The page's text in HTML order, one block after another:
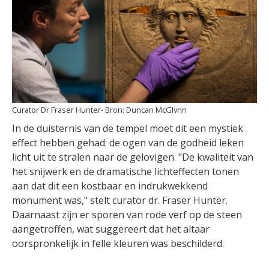
Curator Dr Fraser Hunter Duncan McGlynn
In de duisternis van de tempel moet dit een mystiek
effect hebben gehad: de ogen van de godheid leken
licht uit te stralen naar de gelovigen. "De kwaliteit van
het snijwerk en de dramatische lichteffecten tonen
aan dat dit een kostbaar en indrukwekkend
monument was," stelt curator dr. Fraser Hunter.
Daarnaast zijn er sporen van rode verf op de steen
aangetroffen, wat suggereert dat het altaar
oorspronkelijk in felle kleuren was beschilderd.